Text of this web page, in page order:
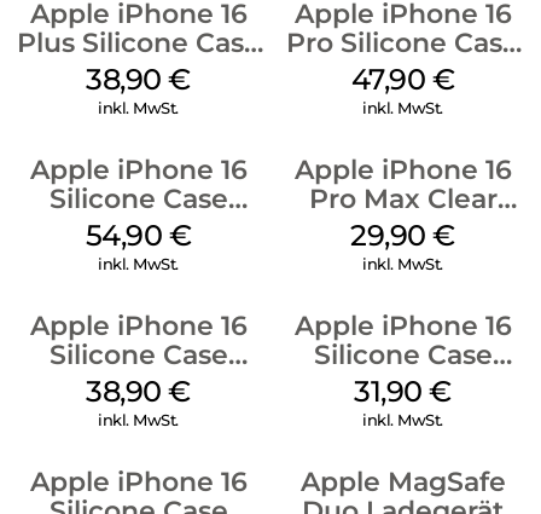
Apple iPhone 16
Plus Silicone Case
MagSafe Denim
38,90€
inkl. MwSt.
Apple iPhone 16
Pro Silicone Case
MagSafe Denim
47,90 €
inkl. MwSt.
Apple iPhone 16
Silicone Case
MagSafe Black
54,90 €
inkl. MwSt.
Apple iPhone 16
Pro Max Clear
Case MagSafe
Transparent
29,90€
inkl. MwSt.
Apple iPhone 16
Silicone Case
MagSafe
Ultramarine
38,90€
inkl. MwSt.
Apple iPhone 16
Silicone Case
MagSafe Fuchsia
31,90€
inkl. MwSt.
Apple iPhone 16
Apple MagSafe